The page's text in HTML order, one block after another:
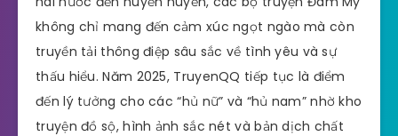
không chỉ mang đến cảm xúc ngọt ngào mà còn
truyền tải thông điệp sâu sắc về tình yêu và sự
thấu hiểu. Năm 2025, TruyenQQ tiếp tục là điểm
đến lý tưởng cho các “hủ nữ” và “hủ nam” nhờ kho
truyện đồ sộ, hình ảnh sắc nét và bản dịch chất